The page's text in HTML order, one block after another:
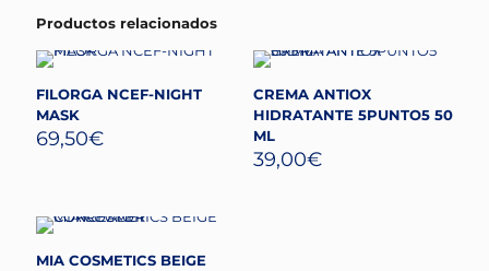
Productos relacionados
FILORGA NCEF-NIGHT
MASK
69,50€
CREMA ANTIOX
HIDRATANTE 5PUNTO5 50
ML
39,00€
MIA COSMETICS BEIGE